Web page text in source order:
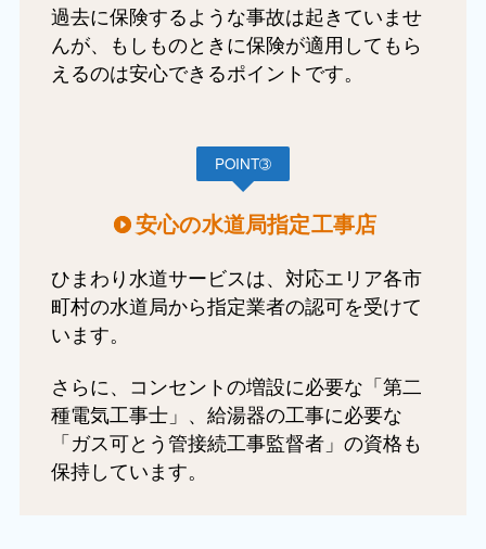
過去に保険するような事故は起きていませ
んが、もしものときに保険が適用してもら
えるのは安心できるポイントです。
POINT➂
安心の水道局指定工事店
ひまわり水道サービスは、対応エリア各市
町村の水道局から指定業者の認可を受けて
います。
さらに、コンセントの増設に必要な「第二
種電気工事士」、給湯器の工事に必要な
「ガス可とう管接続工事監督者」の資格も
保持しています。